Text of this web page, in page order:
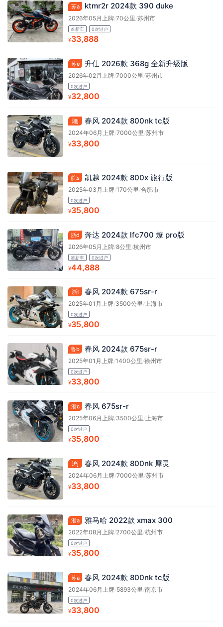
苏a ktmr2r 2024款 390 duke
2026年05月上牌/70公里 /苏州市
准新车 0次过户
¥33,888
苏e 升仕 2026款 368g 全新升级版
2026年02月上牌/7000公里 /苏州市
0次过户
¥32,800
湘j 春风 2024款 800nk tc版
2024年06月上牌/7000公里 /苏州市
¥33,800
皖s 凯越 2024款 800x 旅行版
2025年03月上牌/170公里 /合肥市
0次过户
¥35,800
浙d 奔达 2024款 lfc700 燎 pro版
2026年05月上牌/8公里 /杭州市
准新车 0次过户
¥44,888
浙f 春风 2024款 675sr-r
2025年01月上牌/3500公里/上海市
0次过户
¥35,800
鲁b 春风 2024款 675sr-r
2025年01月上牌/1400公里/徐州市
0次过户
¥33,800
浙c 春风 675sr-r
2025年06月上牌/3500公里/上海市
0次过户
¥35,800
沪j 春风 2024款 800nk 犀灵
2024年06月上牌/7000公里/苏州市
¥33,800
浙a 雅马哈 2022款 xmax 300
2022年08月上牌/2700公里/杭州市
0次过户
¥35,800
苏a 春风 2024款 800nk tc版
2024年06月上牌/5893公里/南京市
0次过户
¥33,800